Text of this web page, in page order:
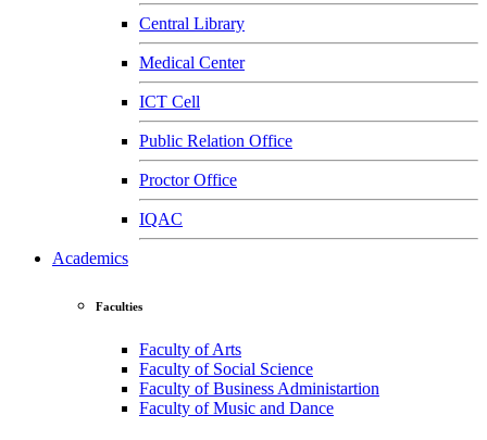
Central Library
Medical Center
ICT Cell
Public Relation Office
Proctor Office
IQAC
Academics
Faculties
Faculty of Arts
Faculty of Social Science
Faculty of Business Administartion
Faculty of Music and Dance